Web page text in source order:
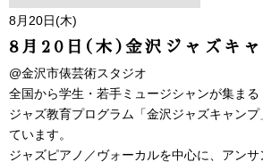
8月20日(木)
8月20日(木)金沢ジャズキ
@金沢市俵芸術スタジオ
全国から学生・若手ミュージシャンが集まる
ジャズ教育プログラム「金沢ジャズキャン
ています。
ジャズピアノ／ヴォーカルを中心に、アン